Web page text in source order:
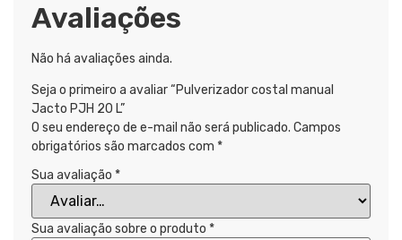
Avaliações
Não há avaliações ainda.
Seja o primeiro a avaliar “Pulverizador costal manual
Jacto PJH 20 L”
O seu endereço de e-mail não será publicado. Campos
obrigatórios são marcados com *
Sua avaliação *
Sua avaliação sobre o produto *